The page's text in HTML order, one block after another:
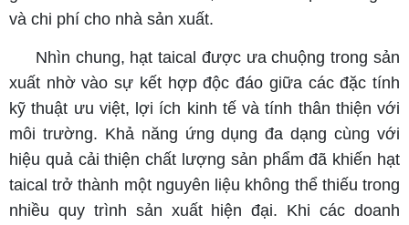
và chi phí cho nhà sản xuất.
Nhìn chung, hạt taical được ưa chuộng trong sản
xuất nhờ vào sự kết hợp độc đáo giữa các đặc tính
kỹ thuật ưu việt, lợi ích kinh tế và tính thân thiện với
môi trường. Khả năng ứng dụng đa dạng cùng với
hiệu quả cải thiện chất lượng sản phẩm đã khiến hạt
taical trở thành một nguyên liệu không thể thiếu trong
nhiều quy trình sản xuất hiện đại. Khi các doanh